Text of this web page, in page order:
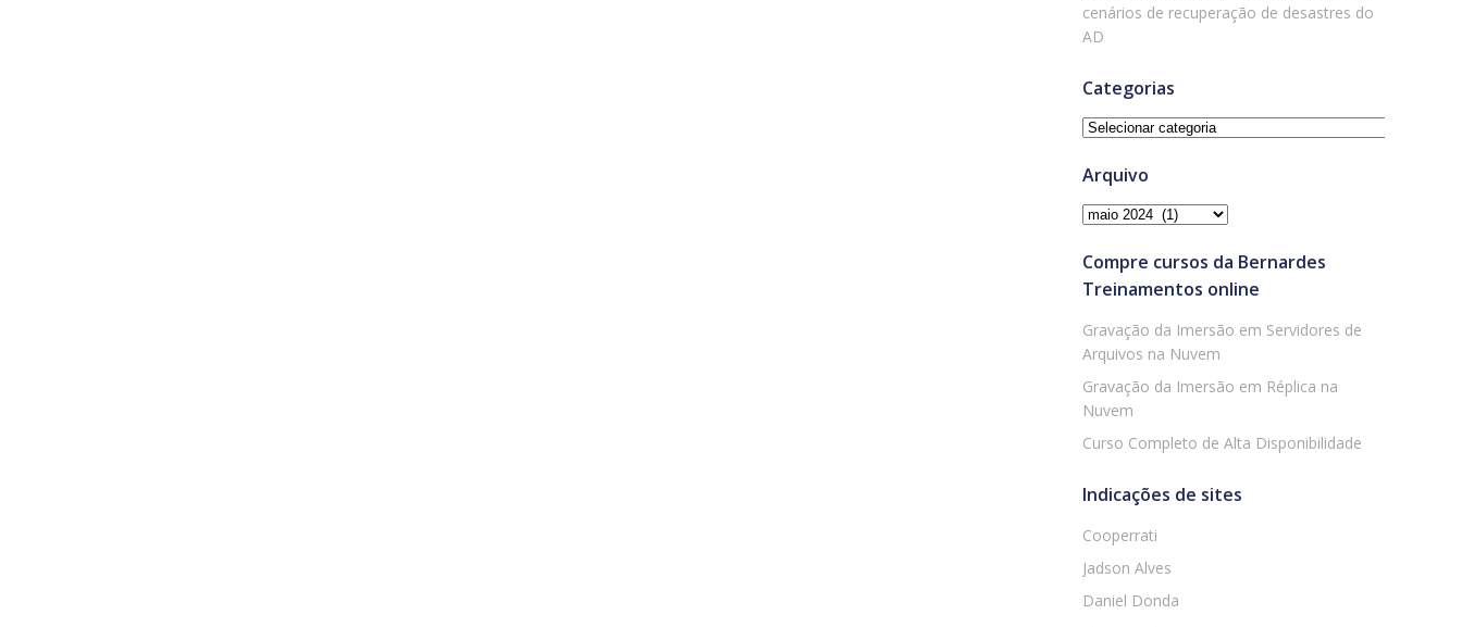
cenários de recuperação de desastres do
AD
Categorias
Categorias
Arquivo
Arquivo
Compre cursos da Bernardes
Treinamentos online
Gravação da Imersão em Servidores de
Arquivos na Nuvem
Gravação da Imersão em Réplica na
Nuvem
Curso Completo de Alta Disponibilidade
Indicações de sites
Cooperrati
Jadson Alves
Daniel Donda